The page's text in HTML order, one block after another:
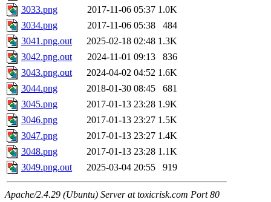
3033.png
2017-11-06 05:37 1.0K
3034.png
2017-11-06 05:38
484
3041.png.out
2025-02-18 02:48 1.3K
3042.png.out
2024-11-01 09:13
836
3043.png.out
2024-04-02 04:52 1.6K
3044.png
2018-01-30 08:45
681
3045.png
2017-01-13 23:28 1.9K
3046.png
2017-01-13 23:27 1.5K
3047.png
2017-01-13 23:27 1.4K
3048.png
2017-01-13 23:28 1.1K
3049.png.out
2025-03-04 20:55 919
Apache/2.4.29 (Ubuntu) Server at toxicrisk.com Port 80